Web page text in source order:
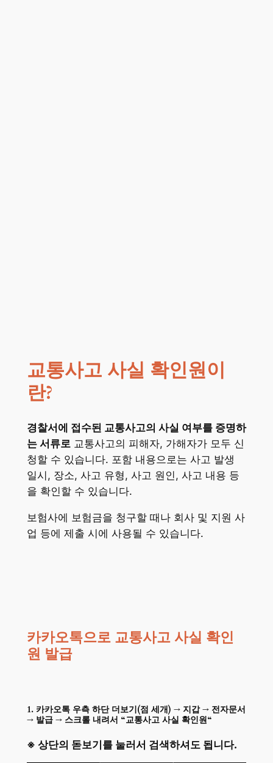
교통사고 사실 확인원이
란?
경찰서에 접수된 교통사고의 사실 여부를 증명하
는 서류로교통사고의 피해자, 가해자가 모두 신
청할 수 있습니다. 포함 내용으로는 사고 발생
일시, 장소, 사고 유형, 사고 원인, 사고 내용 등
을 확인할 수 있습니다.
보험사에 보험금을 청구할 때나 회사 및 지원 사
업 등에 제출 시에 사용될 수 있습니다.
카카오톡으로 교통사고 사실 확인
원 발급
1. 카카오톡 우측 하단 더보기(점 세개) → 지갑 → 전자문서
→ 발급→ 스크롤 내려서 “교통사고 사실 확인원“
※ 상단의 돋보기를 눌러서 검색하셔도 됩니다.